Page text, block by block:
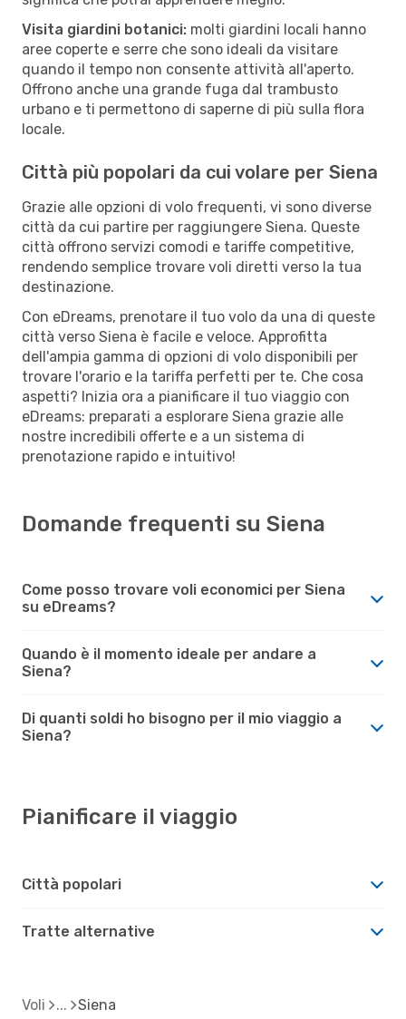
Visita giardini botanici: molti giardini locali hanno
aree coperte e serre che sono ideali da visitare
quando il tempo non consente attività all'aperto.
Offrono anche una grande fuga dal trambusto
urbano e ti permettono di saperne di più sulla flora
locale.
Città più popolari da cui volare per Siena
Grazie alle opzioni di volo frequenti, vi sono diverse
città da cui partire per raggiungere Siena. Queste
città offrono servizi comodi e tariffe competitive,
rendendo semplice trovare voli diretti verso la tua
destinazione.
Con eDreams, prenotare il tuo volo da una di queste
città verso Siena è facile e veloce. Approfitta
dell'ampia gamma di opzioni di volo disponibili per
trovare l'orario e la tariffa perfetti per te. Che cosa
aspetti? Inizia ora a pianificare il tuo viaggio con
eDreams: preparati a esplorare Siena grazie alle
nostre incredibili offerte e a un sistema di
prenotazione rapido e intuitivo!
Domande frequenti su Siena
Come posso trovare voli economici per Siena
su eDreams?
Quando è il momento ideale per andare a
Siena?
Di quanti soldi ho bisogno per il mio viaggio a
Siena?
Pianificare il viaggio
Città popolari
Tratte alternative
Voli Siena